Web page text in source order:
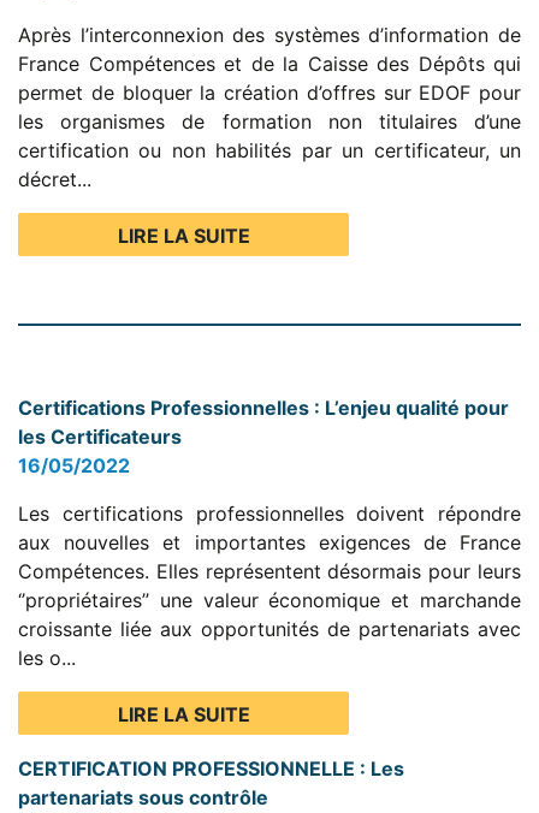
Après l’interconnexion des systèmes d’information de
France Compétences et de la Caisse des Dépôts qui
permet de bloquer la création d’offres sur EDOF pour
les organismes de formation non titulaires d’une
certification ou non habilités par un certificateur, un
décret...
LIRE LA SUITE
Certifications Professionnelles : L’enjeu qualité pour
les Certificateurs
16/05/2022
Les certifications professionnelles doivent répondre
aux nouvelles et importantes exigences de France
Compétences. Elles représentent désormais pour leurs
‘’propriétaires’’ une valeur économique et marchande
croissante liée aux opportunités de partenariats avec
les o...
LIRE LA SUITE
CERTIFICATION PROFESSIONNELLE : Les
partenariats sous contrôle